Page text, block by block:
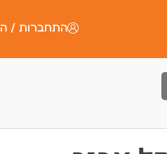
התחברות /